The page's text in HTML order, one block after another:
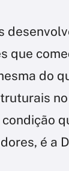
que
do
é a